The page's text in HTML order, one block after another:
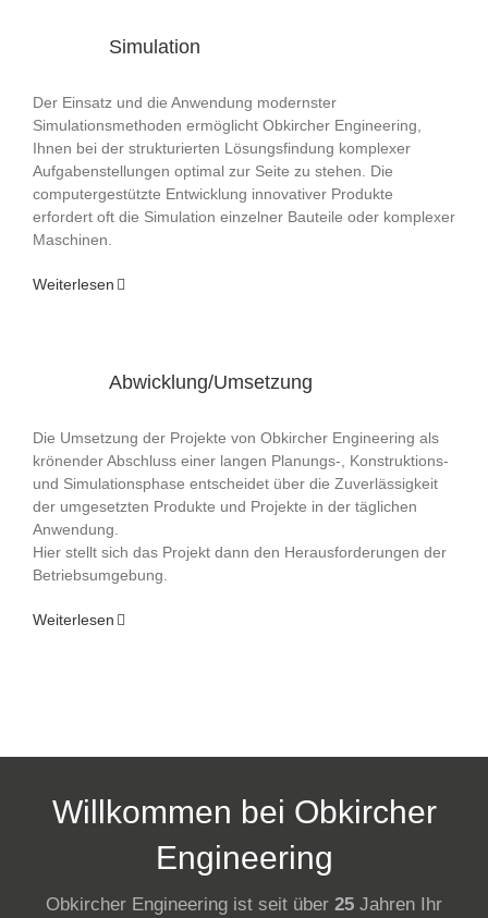
Simulation
Der Einsatz und die Anwendung modernster
Simulationsmethoden ermöglicht Obkircher Engineering,
Ihnen bei der strukturierten Lösungsfindung komplexer
Aufgabenstellungen optimal zur Seite zu stehen. Die
computergestützte Entwicklung innovativer Produkte
erfordert oft die Simulation einzelner Bauteile oder komplexer
Maschinen.
Weiterlesen
Abwicklung/Umsetzung
Die Umsetzung der Projekte von Obkircher Engineering als
krönender Abschluss einer langen Planungs-, Konstruktions-
und Simulationsphase entscheidet über die Zuverlässigkeit
der umgesetzten Produkte und Projekte in der täglichen
Anwendung.
Hier stellt sich das Projekt dann den Herausforderungen der
Betriebsumgebung.
Weiterlesen
Willkommen bei Obkircher
Engineering
Obkircher Engineering ist seit über 25 Jahren Ihr